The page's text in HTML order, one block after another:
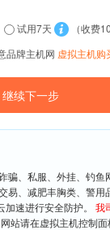
试用7天
（收费
品牌主机网 虚拟主机购
骗、私服、外挂、钓
易、减肥丰胸类、警
速进行安全防护。 我
站请在虚拟主机控制